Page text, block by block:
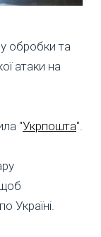
обробки та
атаки на
"Укрпошта".
Україні.